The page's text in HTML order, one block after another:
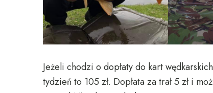
Jeżeli chodzi o dopłaty do kart
tydzień to 105 zł. Dopłata za trał 5 zł i